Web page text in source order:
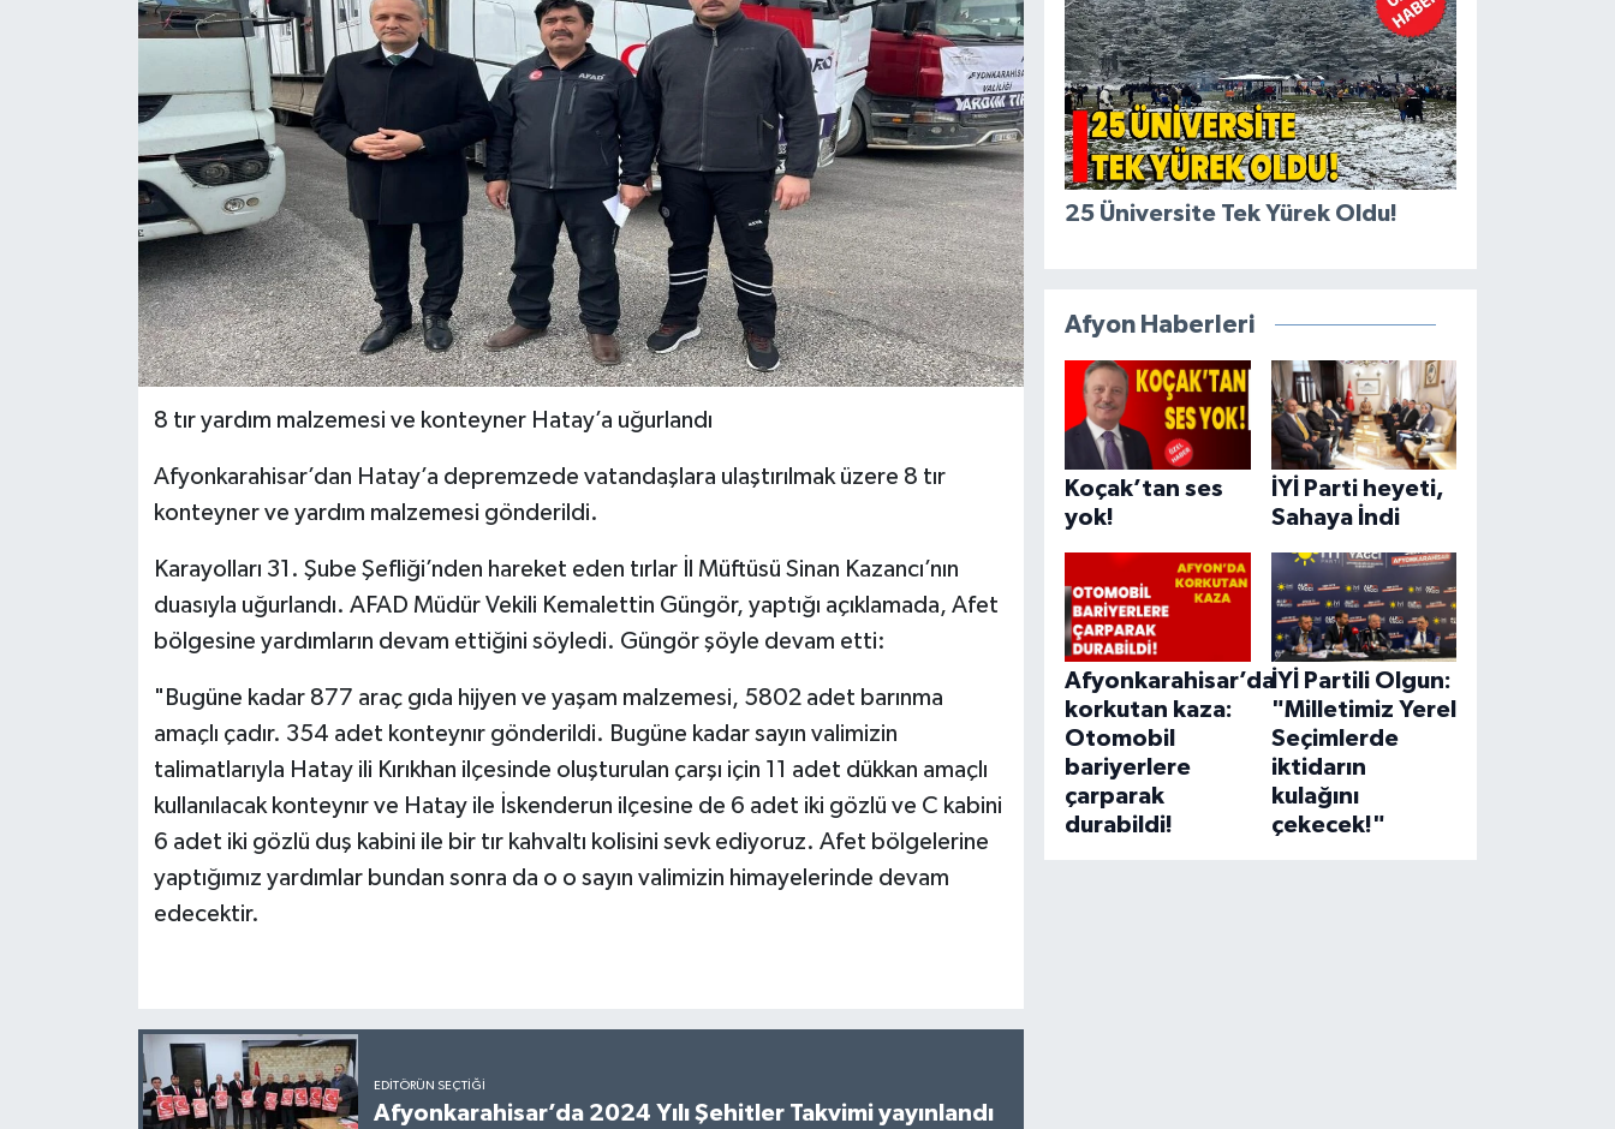
8 tır yardım malzemesi ve konteyner Hatay’a uğurlandı
Afyonkarahisar’dan Hatay’a depremzede vatandaşlara ulaştırılmak üzere 8 tır
konteyner ve yardım malzemesi gönderildi.
Karayolları 31. Şube Şefliği’nden hareket eden tırlar İl Müftüsü Sinan Kazancı’nın
duasıyla uğurlandı. AFAD Müdür Vekili Kemalettin Güngör, yaptığı açıklamada, Afet
bölgesine yardımların devam ettiğini söyledi. Güngör şöyle devam etti:
"Bugüne kadar 877 araç gıda hijyen ve yaşam malzemesi, 5802 adet barınma
amaçlı çadır. 354 adet konteynır gönderildi. Bugüne kadar sayın valimizin
talimatlarıyla Hatay ili Kırıkhan ilçesinde oluşturulan çarşı için 11 adet dükkan amaçlı
kullanılacak konteynır ve Hatay ile İskenderun ilçesine de 6 adet iki gözlü ve C kabini
6 adet iki gözlü duş kabini ile bir tır kahvaltı kolisini sevk ediyoruz. Afet bölgelerine
yaptığımız yardımlar bundan sonra da o o sayın valimizin himayelerinde devam
edecektir.
EDITÖRÜN SEÇTIĞI
Afyonkarahisar’da 2024 Yılı Şehitler Takvimi yayınlandı
25 Üniversite Tek Yürek Oldu!
Afyon Haberleri
Koçak’tan ses
yok!
İYİ Parti heyeti,
Sahaya İndi
Afyonkarahisar’da
korkutan kaza:
Otomobil
bariyerlere
çarparak
durabildi!
İYİ Partili Olgun:
"Milletimiz Yerel
Seçimlerde
iktidarın
kulağını
çekecek!"